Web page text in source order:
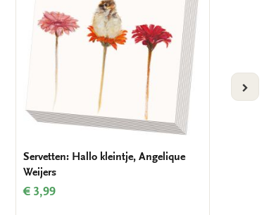
Servetten: Hallo kleintje, Angelique
Weijers
€ 3,99